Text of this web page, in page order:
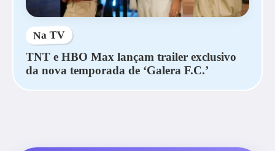
Na TV
TNT e HBO Max lançam trailer exclusivo
da nova temporada de ‘Galera F.C.’